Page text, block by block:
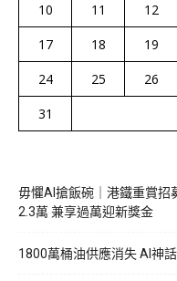
10
11 12
17
18 19
24
25 26
31
毋懼AI搶飯碗｜港鐵重賞招
2.3萬 兼享過萬迎新獎金
1800萬桶油供應消失 AI神